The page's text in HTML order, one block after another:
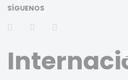
SÍGUENOS